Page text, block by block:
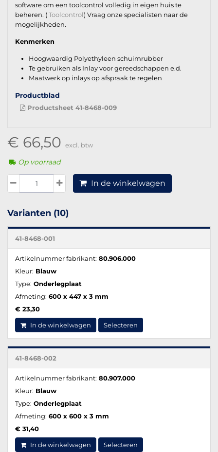
software om een toolcontrol volledig in eigen huis te
beheren. (Toolcontrol) Vraag onze specialisten naar de
mogelijkheden.
Kenmerken
Hoogwaardig Polyethyleen schuimrubber
Te gebruiken als Inlay voor gereedschappen e.d.
Maatwerk op inlays op afspraak te regelen
Productblad
Productsheet 41-8468-009
€ 66,50 excl. btw
Op voorraad
In de winkelwagen
Varianten (10)
41-8468-001
Artikelnummer fabrikant: 80.906.000
Kleur: Blauw
Type: Onderlegplaat
Afmeting: 600 x 447 x 3 mm
€ 23,30
In de winkelwagen Selecteren
41-8468-002
Artikelnummer fabrikant: 80.907.000
Kleur: Blauw
Type: Onderlegplaat
Afmeting: 600 x 600 x 3 mm
€ 31,40
In de winkelwagen Selecteren